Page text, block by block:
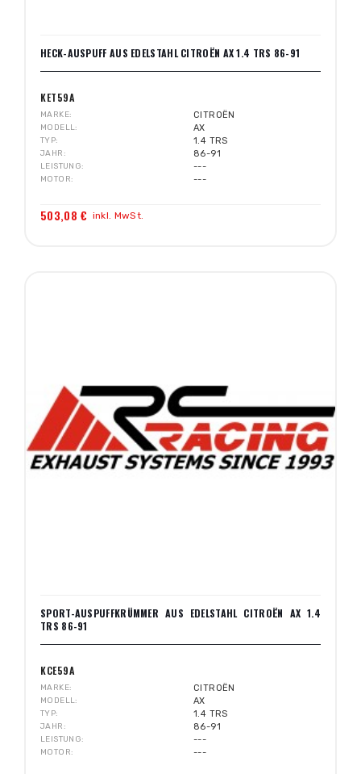
HECK-AUSPUFF AUS EDELSTAHL CITROËN AX 1.4 TRS 86-91
KET59A
MARKE CITROËN
MODELL AX
TYP 1.4 TRS
JAHR 86-91
LEISTUNG ---
MOTOR ---
503,08 € inkl. MwSt.
SPORT-AUSPUFFKRÜMMER AUS EDELSTAHL CITROËN AX 1.4
TRS 86-91
KCE59A
MARKE CITROËN
MODELL AX
TYP 1.4 TRS
JAHR 86-91
LEISTUNG ---
MOTOR ---